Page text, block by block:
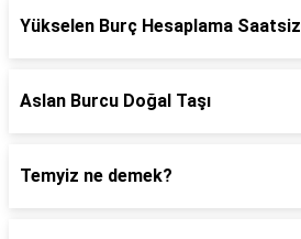
Yükselen Burç Hesaplama Saatsiz
Aslan Burcu Doğal Taşı
Temyiz ne demek?